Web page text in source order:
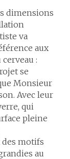
dimensions
va
aux
:
se
Monsieur
Avec leur
qui
pleine
motifs
au